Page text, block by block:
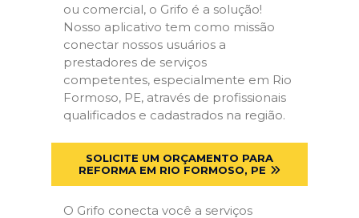
ou comercial, o Grifo é a solução!
Nosso aplicativo tem como missão
conectar nossos usuários a
prestadores de serviços
competentes, especialmente em Rio
Formoso, PE, através de profissionais
qualificados e cadastrados na região.
SOLICITE UM ORÇAMENTO PARA
REFORMA EM RIO FORMOSO, PE
O Grifo conecta você a serviços